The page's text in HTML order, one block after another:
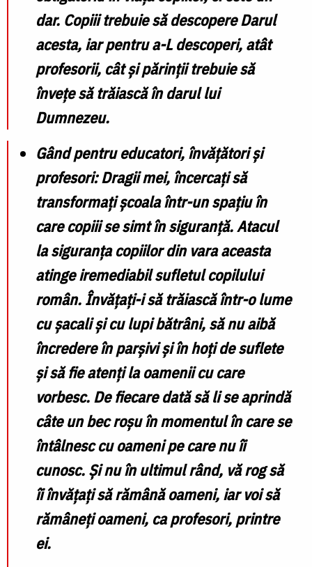
dar. Copiii trebuie să descopere Darul
acesta, iar pentru a-L descoperi, atât
profesorii, cât și părinții trebuie să
învețe să trăiască în darul lui
Dumnezeu.
Gând pentru educatori, învățători și
profesori: Dragii mei, încercați să
transformați școala într-unspațiu în
care copiii se simt în siguranță. Atacul
la siguranța copiilor din vara aceasta
atinge iremediabil sufletul copilului
român. Învățați-i să trăiască într-o lume
cu șacali și cu lupi bătrâni, să nu aibă
încredere în parșivi și în hoți de suflete
și să fie atenți la oamenii cu care
vorbesc. De fiecare dată să li se aprindă
câte un bec roșu în momentul în care se
întâlnesc cu oameni pe care nu îi
cunosc. Și nu în ultimul rând, vă rog să
îi învățațisă rămână oameni, iar voi să
rămâneți oameni, ca profesori, printre
ei.